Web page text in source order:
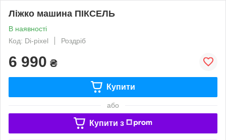
Ліжко машина ПІКСЕЛЬ
В наявності
Код: Di-pixel
Роздріб
6 990 ₴
Купити
або
Купити з